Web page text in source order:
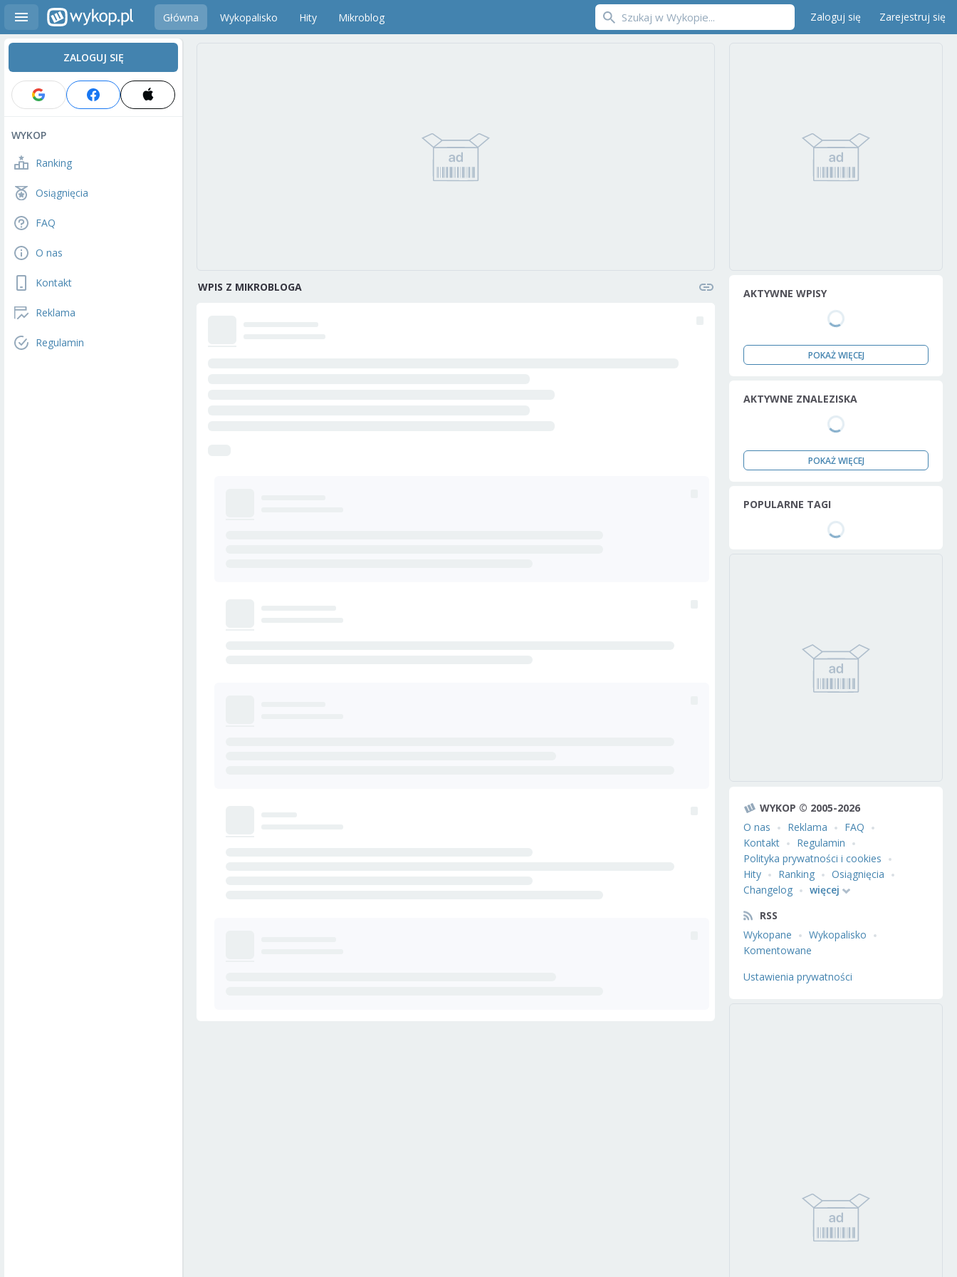
Główna Wykopalisko Hity Mikroblog Zaloguj się Zarejestruj się
ZALOGUJ SIĘ
WYKOP
Ranking
Osiągnięcia
FAQ
O nas
Kontakt
Reklama
Regulamin
WPIS Z MIKROBLOGA AKTYWNE WPISY
POKAŻ WIĘCEJ
AKTYWNE ZNALEZISKA
POKAŻ WIĘCEJ
POPULARNE TAGI
WYKOP © 2005-2026
O nas
Reklama
FAQ
Kontakt
Regulamin
Polityka prywatności i cookies
Hity
Ranking
Osiągnięcia
Changelog
więcej
RSS
Wykopane
Wykopalisko
Komentowane
Ustawienia prywatności